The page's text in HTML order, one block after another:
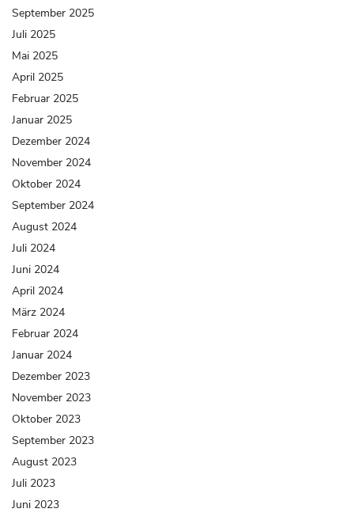
September 2025
Juli 2025
Mai 2025
April 2025
Februar 2025
Januar 2025
Dezember 2024
November 2024
Oktober 2024
September 2024
August 2024
Juli 2024
Juni 2024
April 2024
März 2024
Februar 2024
Januar 2024
Dezember 2023
November 2023
Oktober 2023
September 2023
August 2023
Juli 2023
Juni 2023